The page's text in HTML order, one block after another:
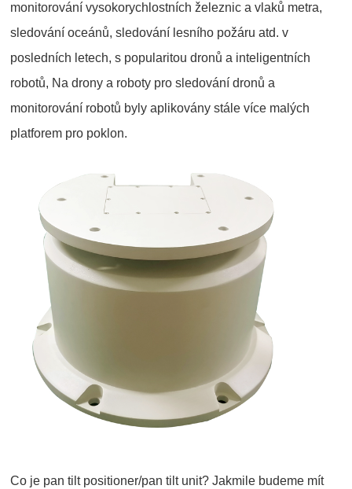
monitorování vysokorychlostních železnic a vlaků metra,
sledování oceánů, sledování lesního požáru atd. v
posledních letech, s popularitou dronů a inteligentních
robotů, Na drony a roboty pro sledování dronů a
monitorování robotů byly aplikovány stále více malých
platforem pro poklon.
Co je pan tilt positioner/pan tilt unit? Jakmile budeme mít